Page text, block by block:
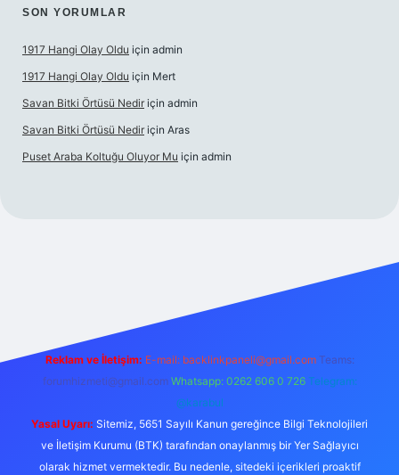
SON YORUMLAR
1917 Hangi Olay Oldu için admin
1917 Hangi Olay Oldu için Mert
Savan Bitki Örtüsü Nedir için admin
Savan Bitki Örtüsü Nedir için Aras
Puset Araba Koltuğu Oluyor Mu için admin
Reklam ve İletişim: E-mail: backlinkpaneli@gmail.com Teams:
forumhizmeti@gmail.com Whatsapp: 0262 606 0 726 Telegram:
@karabul
Yasal Uyarı: Sitemiz, 5651 Sayılı Kanun gereğince Bilgi Teknolojileri
ve İletişim Kurumu (BTK) tarafından onaylanmış bir Yer Sağlayıcı
olarak hizmet vermektedir. Bu nedenle, sitedeki içerikleri proaktif